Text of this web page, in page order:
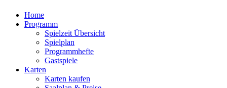
Home
Programm
Spielzeit Übersicht
Spielplan
Programmhefte
Gastspiele
Karten
Karten kaufen